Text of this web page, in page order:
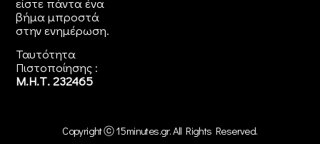
βήμα μπροστά
στηνενημέρωση.
Ταυτότητα
Πιστοποίησης :
Μ.Η.Τ. 232465
Copyright ⓒ 15minutes.gr. All Rights Reserved.